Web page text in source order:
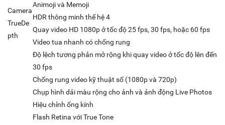
Camera
TrueDe
pth
Animoji và Memoji
HDR thông minh thế hệ 4
Quay video HD 1080p ở tốc độ 25 fps, 30 fps, hoặc 60 fps
Video tua nhanh có chống rung
Độ lệch tương phản mở rộng khi quay video ở tốc độ lên đến
30 fps
Chống rung video kỹ thuật số (1080p và 720p)
Chụp hình dải màu rộng cho ảnh và ảnh động Live Photos
Hiệu chỉnh ống kính
Flash Retina với True Tone